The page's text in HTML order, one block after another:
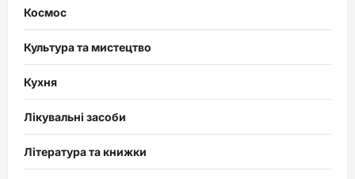
Космос
Культура та мистецтво
Кухня
Лікувальні засоби
Література та книжки